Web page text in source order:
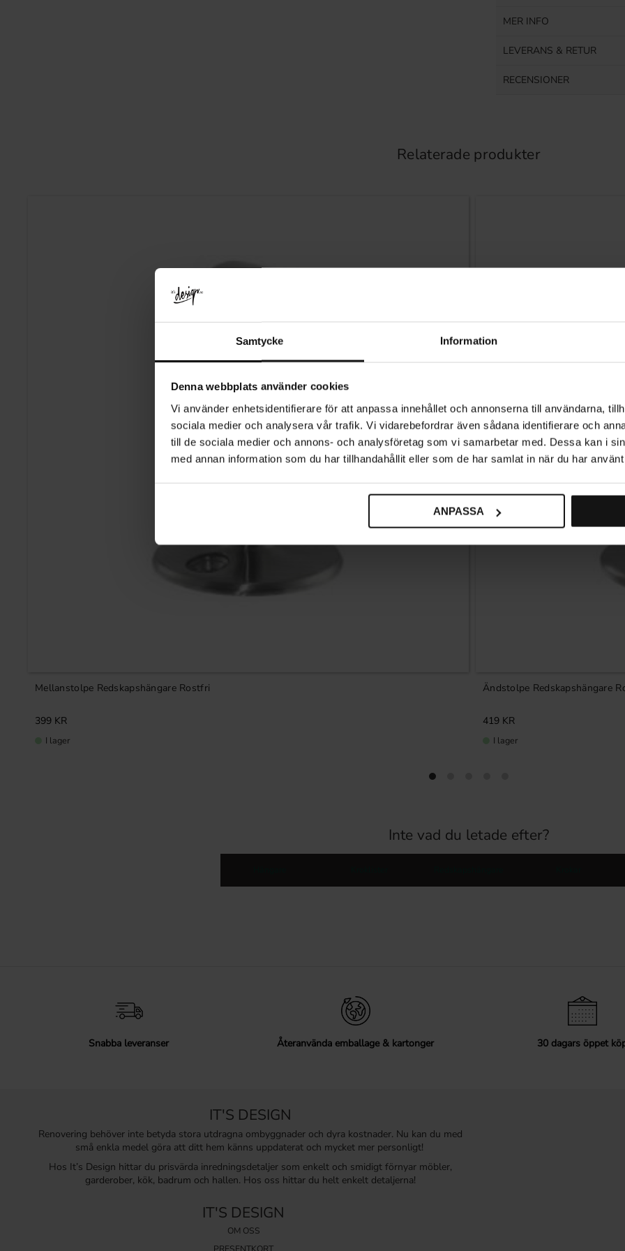
Samtycke Information
Denna webbplats använder cookies
Vi använder enhetsidentifierare för att anpassa innehållet och annonserna till användarna,
sociala medier och analysera vår trafik. Vi vidarebefordrar även sådana identifierare och
till de sociala medier och annons- och analysföretag som vi samarbetar med. Dessa kan i
med annan information som du har tillhandahållit eller som de har samlat in när du har
ANPASSA
MER INFO
LEVERANS & RETUR
RECENSIONER
Relaterade produkter
Mellanstolpe Redskapshängare Rostfri
399KR
I lager
Ändstolpe Redskapshängare
419KR
I lager
Inte vad du letade efter?
Snabba leveranser Återanvända emballage & kartonger 30 dagars öppet
IT'S DESIGN
Renovering behöver inte betyda stora utdragna ombyggnader och dyra kostnader. Nu kan du med
små enkla medel göra att ditt hem känns uppdaterat och mycket mer personligt!
Hos It’s Design hittar du prisvärda inredningsdetaljer som enkelt och smidigt förnyar möbler,
garderober, kök, badrum och hallen. Hos oss hittar du helt enkelt detaljerna!
IT'S DESIGN
OM OSS